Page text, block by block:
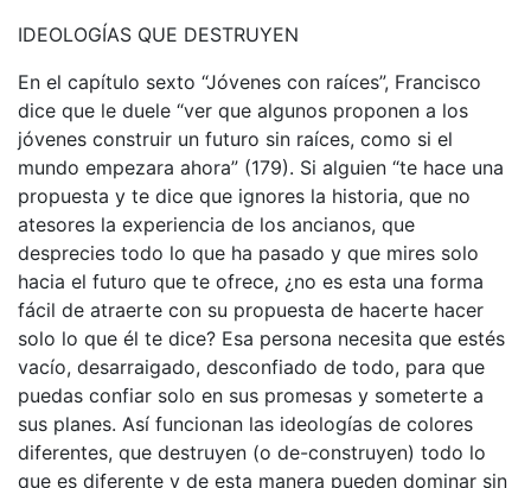
IDEOLOGÍAS QUE DESTRUYEN
En el capítulo sexto “Jóvenes con raíces”, Francisco
dice que le duele “ver que algunos proponen a los
jóvenes construir un futuro sin raíces, como si el
mundo empezara ahora” (179). Si alguien “te hace una
propuesta y te dice que ignores la historia, que no
atesores la experiencia de los ancianos, que
desprecies todo lo que ha pasado y que mires solo
hacia el futuro que te ofrece, ¿no es esta una forma
fácil de atraerte con su propuesta de hacerte hacer
solo lo que él te dice? Esa persona necesita que estés
vacío, desarraigado, desconfiado de todo, para que
puedas confiar solo en sus promesas y someterte a
sus planes. Así funcionan las ideologías de colores
diferentes, que destruyen (o de-construyen) todo lo
que es diferente y de esta manera pueden dominar sin